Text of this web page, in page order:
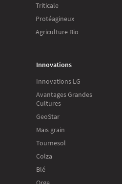
Triticale
Protéagineux
Agriculture Bio
Innovations
Innovations LG
Avantages Grandes
Cultures
GeoStar
Maïs grain
Tournesol
Colza
Blé